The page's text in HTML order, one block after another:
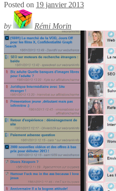
Posted on 19 janvier 2013
by Rémi Morin